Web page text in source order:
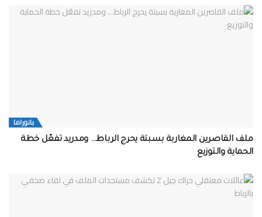
بانوراما
ملف القاصرين المغاربة بسبتة يحرج الرباط… ومدريد تفعّل خطة
الحماية والتوزيع